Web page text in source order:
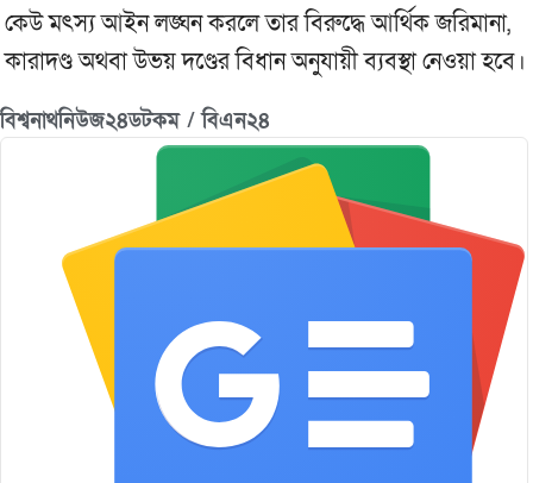
কেউ মৎস্য আইন লঙ্ঘন করলে তার বিরুদ্ধে আর্থিক জরিমানা,
কারাদণ্ড অথবা উভয় দণ্ডের বিধান অনুযায়ী ব্যবস্থা নেওয়া হবে।
বিশ্বনাথনিউজ২৪ডটকম / বিএন২৪